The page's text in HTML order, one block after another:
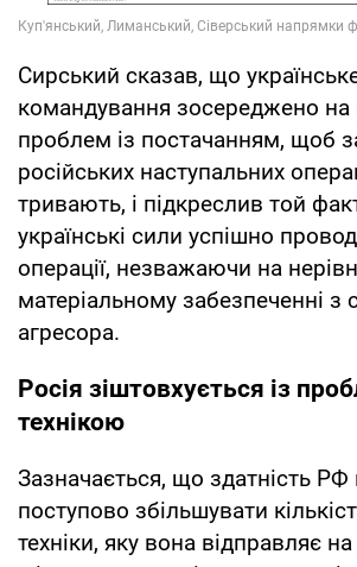
Сирський сказав, що
командування зосереджено на
проблем із постачанням, щоб
російських наступальних
тривають, і підкреслив той
українські сили успішно
операції, незважаючи на
матеріальному забезпеченні з
агресора.
Росія зіштовхується із
технікою
Зазначається, що здатність
поступово збільшувати
техніки, яку вона відправляє